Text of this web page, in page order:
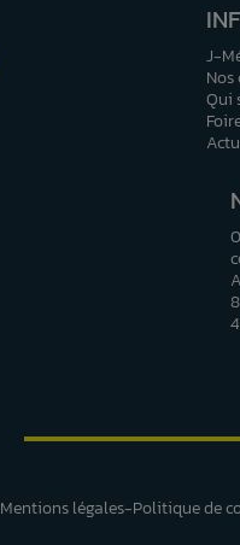
J-
Qui
Mentions légales Politique de